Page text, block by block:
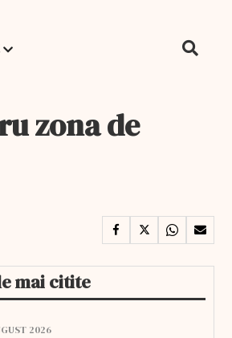
zona de
mai citite
2026